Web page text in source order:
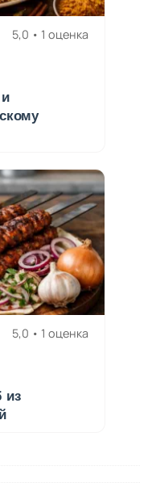
5,0 • 1 оценка
5,0 • 1 оценка
из